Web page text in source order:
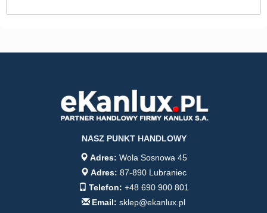
NASZ PUNKT HANDLOWY
Adres: Wola Sosnowa 45
Adres: 87-890 Lubraniec
Telefon: +48 690 900 801
Email: sklep@ekanlux.pl